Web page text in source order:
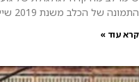
התמונה של הכלב משנת 2019 שייכת לרוטווילר
קרא עוד »